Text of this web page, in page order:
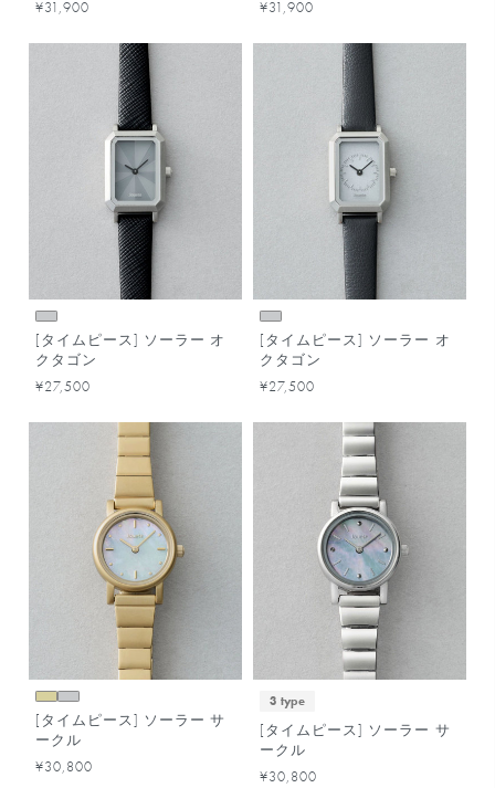
¥31,900
¥31,900
[タイムピース] ソーラー オ
クタゴン
¥27,500
[タイムピース] ソーラー オ
クタゴン
¥27,500
[タイムピース] ソーラー サ
ークル
¥30,800
3 type
[タイムピース] ソーラー サ
ークル
¥30,800